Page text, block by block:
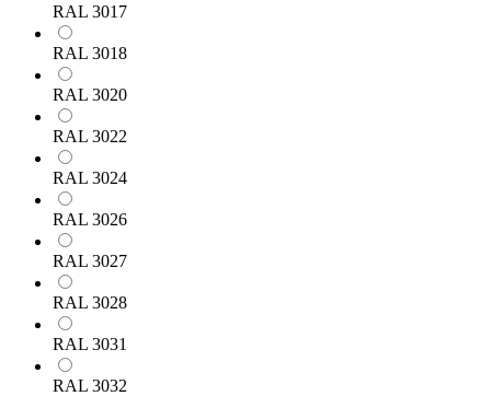
RAL 3017
RAL 3018
RAL 3020
RAL 3022
RAL 3024
RAL 3026
RAL 3027
RAL 3028
RAL 3031
RAL 3032